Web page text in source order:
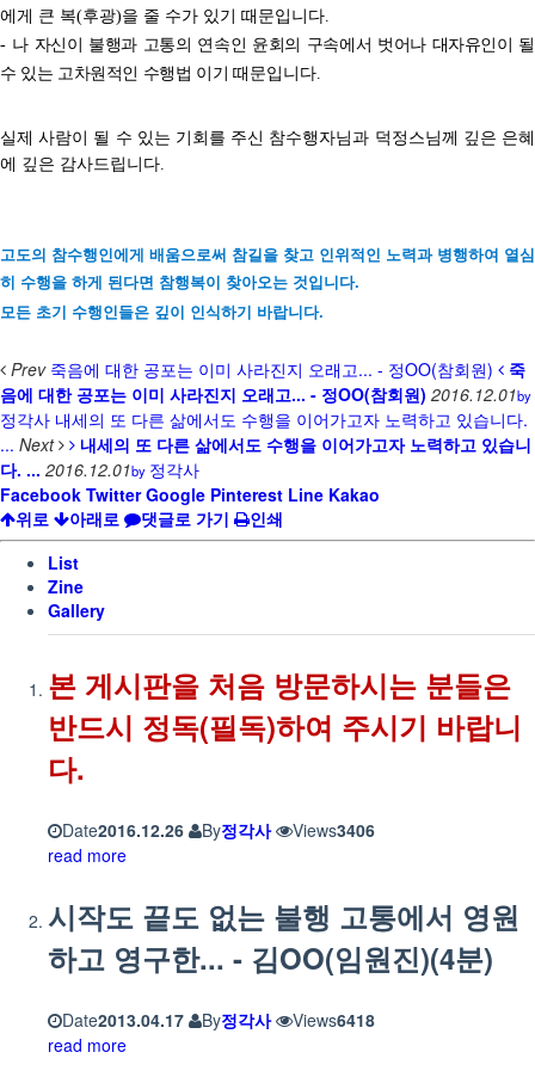
에게 큰 복(후광)을 줄 수가 있기 때문입니다
- 나 자신이 불행과 고통의 연속인 윤회의 구속에서 벗어나 대자유인이 될
수 있는 고차원적인 수행법 이기 때문입니다
실제 사람이 될 수 있는 기회를 주신 참수행자님과 덕정스님께 깊은 은혜
에 깊은 감사드립니다
고도의 참수행인에게 배움으로써 참길을 찾고 인위적인 노력과 병행하여 열심
히 수행을 하게 된다면 참행복이 찾아오는 것입니다.
모든 초기 수행인들은 깊이 인식하기 바랍니다.
Prev죽음에 대한 공포는 이미 사라진지 오래고... - 정OO(참회원)
죽
음에 대한 공포는 이미 사라진지 오래고... - 정OO(참회원) 2016.12.01by
정각사 내세의 또 다른 삶에서도 수행을 이어가고자 노력하고 있습니다.
... Next
내세의 또 다른 삶에서도 수행을 이어가고자 노력하고 있습니
다. ... 2016.12.01by 정각사
Facebook Twitter Google Pinterest Line Kakao
위로
아래로 댓글로 가기
인쇄
List
Zine
Gallery
본 게시판을 처음 방문하시는 분들은
반드시 정독(필독)하여 주시기 바랍니
다.
Date2016.12.26 By정각사 Views3406
read more
시작도 끝도 없는 불행 고통에서 영원
하고 영구한... - 김OO(임원진)(4분)
Date2013.04.17 By정각사 Views6418
read more